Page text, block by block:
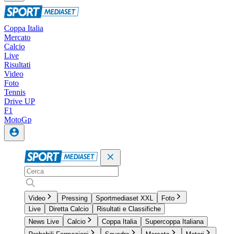
Coppa Italia
Mercato
Calcio
Live
Risultati
Video
Foto
Tennis
Drive UP
F1
MotoGp
Video Pressing Sportmediaset XXL
Foto
Live
Diretta Calcio
Risultati e Classifiche
News Live
Calcio Coppa Italia
Supercoppa Italiana